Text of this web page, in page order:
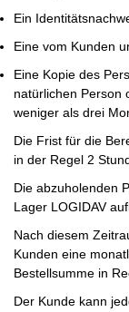
Ein
Eine vom Kunden
Eine Kopie des
natürlichen Person
weniger als drei
Die Frist für die
in der Regel 2
Die abzuholenden
Lager LOGIDAV
Nach diesem
Kunden eine
Bestellsumme in
Der Kunde kann